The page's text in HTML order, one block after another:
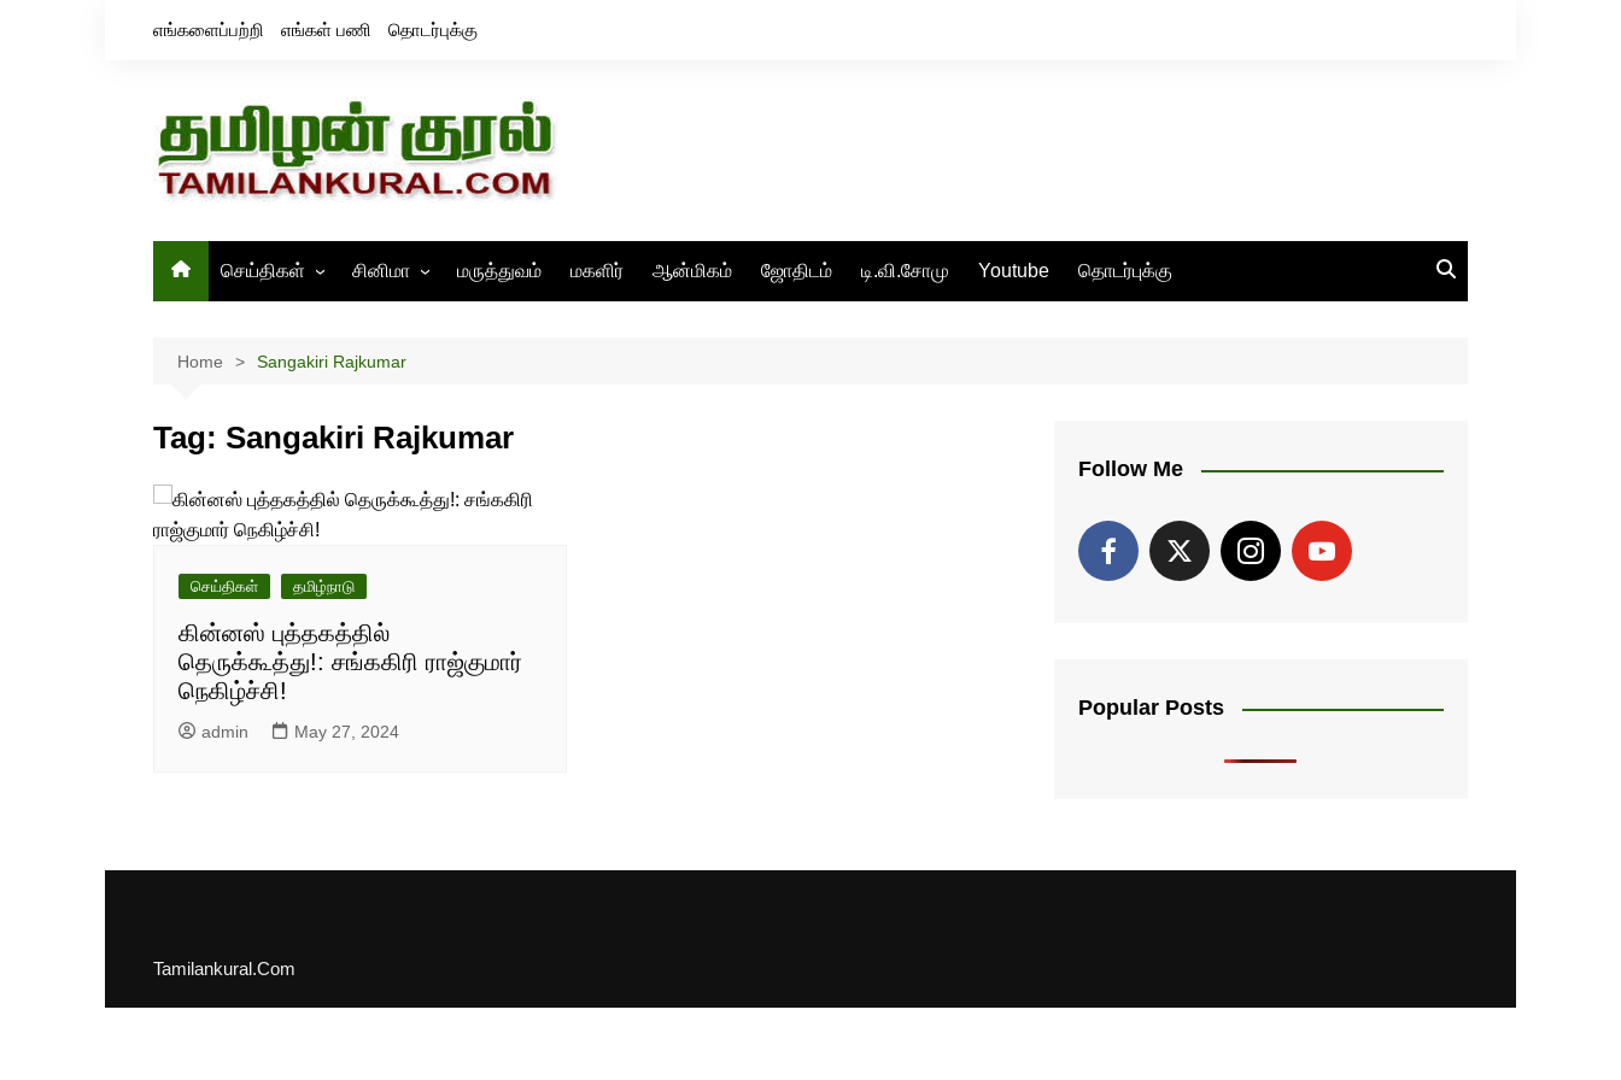
எங்களைப்பற்றி எங்கள் பணி தொடர்புக்கு
செய்திகள்
இந்தியா
சினிமா
திரைவிமர்சனம்
மருத்துவம் மகளிர் ஆன்மிகம் ஜோதிடம் டி.வி.சோமு Youtube தொடர்புக்கு
Home Sangakiri Rajkumar
Tag: Sangakiri Rajkumar
செய்திகள் தமிழ்நாடு
கின்னஸ் புத்தகத்தில்
தெருக்கூத்து!: சங்ககிரி ராஜ்குமார்
நெகிழ்ச்சி!
admin May 27, 2024
Follow Me
Popular Posts
Tamilankural.Com